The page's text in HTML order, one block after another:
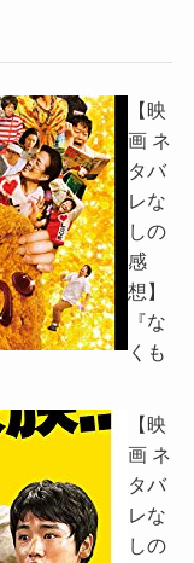
【映
画 ネ
タバ
レな
しの
感
想】
『な
くも
【映
画 ネ
タバ
レな
しの